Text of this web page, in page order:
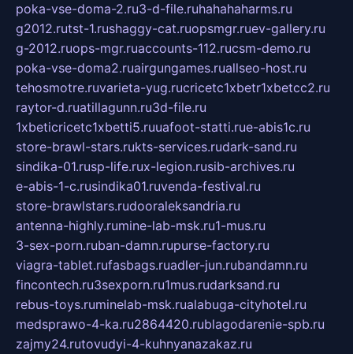
poka-vse-doma-2.ru3-d-file.ruhahahaharms.ru
g2012.rutst-1.rushaggy-cat.ruopsmgr.ruev-gallery.ru
g-2012.ruops-mgr.ruaccounts-112.rucsm-demo.ru
poka-vse-doma2.ruairgungames.ruallseo-host.ru
tehosmotre.ruvarieta-yug.rucricetc1xbetr1xbetcc2.ru
raytor-d.ruatillagunn.ru3d-file.ru
1xbeticricetc1xbetti5.ruuafoot-statti.rue-abis1c.ru
store-brawl-stars.rukts-services.rudark-sand.ru
sindika-01.rusp-life.rux-legion.rusib-archives.ru
e-abis-1-c.rusindika01.ruvenda-festival.ru
store-brawlstars.rudooraleksandria.ru
antenna-highly.rumine-lab-msk.ru1-mus.ru
3-sex-porn.ruban-damn.rupurse-factory.ru
viagra-tablet.rufasbags.ruadler-jun.rubandamn.ru
fincontech.ru3sexporn.ru1mus.rudarksand.ru
rebus-toys.ruminelab-msk.rualabuga-cityhotel.ru
medsprawo-4-ka.ru2864420.rublagodarenie-spb.ru
zajmy24.rutovudyi-4-kuhnyanazakaz.ru